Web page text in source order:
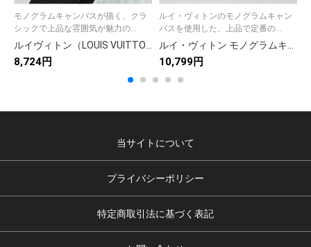
モノグラムキャンバスが描く、クラ
シックで上品な雰囲気が魅力の...
8,724円
ルイ・ヴィトンのモノグラムキャン
バスを使用した、上品で定番の...
10,799円
当サイトについて
プライバシーポリシー
特定商取引法に基づく表記